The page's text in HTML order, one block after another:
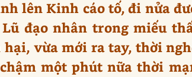
lên Kinh cáo tố, đi nửa
đạo nhân trong miếu
vừa mới ra tay, thời
một phút nữa thời